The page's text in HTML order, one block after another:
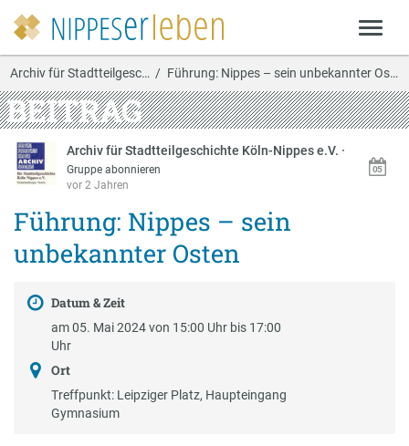
Archiv für Stadtteilgesc… Führung: Nippes – sein unbekannter Osten
BEITRAG
Archiv für Stadtteilgeschichte Köln-Nippes e.V. ·
Gruppe abonnieren
vor 2 Jahren
Führung: Nippes – sein
unbekannter Osten
Datum & Zeit
am 05. Mai 2024 von 15:00 Uhr bis 17:00
Uhr
Ort
Treffpunkt: Leipziger Platz, Haupteingang
Gymnasium